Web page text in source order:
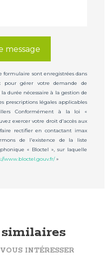
message
formulaire sont enregistrées dans
gérer votre demande de
durée nécessaire à la gestion de
prescriptions légales applicables
Conformément à la loi «
exercer votre droit d'accès aux
rectifier en contactant imax
de l'existence de la liste
« Bloctel », sur laquelle
www.bloctel.gouv.fr/»
INTÉRESSER